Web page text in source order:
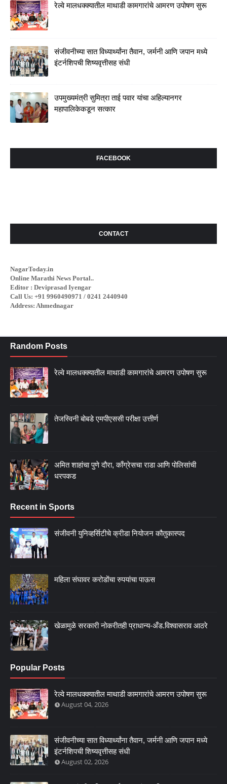
रेल्वे मालधक्क्यातील माथाडी कामगारांचे आमरण उपोषण सुरू
संजीवनीच्या सात विध्यार्थ्यांना तैवान, जर्मनी आणि जपान मध्ये
इंटर्नशिपची शिष्यवृत्तीसह संधी
उपमुख्यमंत्री सुमित्रा ताई पवार यांचा अहिल्यानगर
महापालिकेकडून सत्कार
FACEBOOK
CONTACT
NagarToday.in
Online Marathi News Portal..
Editor : Deviprasad Iyengar
Call Us: +91 9960490971 / 0241 2440940
Address: Ahmednagar
Random Posts
रेल्वे मालधक्क्यातील माथाडी कामगारांचे आमरण उपोषण सुरू
तेजस्विनी बोबडे एमपीएससी परीक्षा उत्तीर्ण
अमित शाहांचा पुणे दौरा, काँग्रेसचा राडा आणि पोलिसांची
धरपकड
Recent in Sports
संजीवनी युनिव्हर्सिटीचे क्रीडा नियोजन कौतुकास्पद
महिला संघावर करोडोंचा रुपयांचा पाऊस
खेळामुळे सरकारी नोकरीतही प्राधान्य-अँड.विश्वासराव आठरे
Popular Posts
रेल्वे मालधक्क्यातील माथाडी कामगारांचे आमरण उपोषण सुरू
August 04, 2026
संजीवनीच्या सात विध्यार्थ्यांना तैवान, जर्मनी आणि जपान मध्ये
इंटर्नशिपची शिष्यवृत्तीसह संधी
August 02, 2026